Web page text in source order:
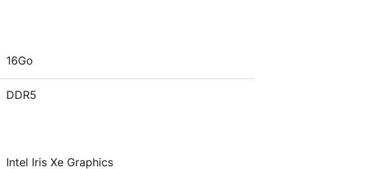
16Go
DDR5
Intel Iris Xe Graphics